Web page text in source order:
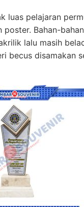
luas pelajaran
poster. Bahan-
lalu masih
becus disamakan